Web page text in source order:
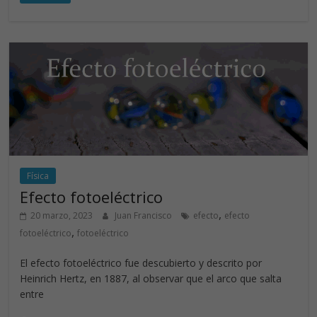
o
o
k
dI
n
A
p
p
Física
Efecto fotoeléctrico
20 marzo, 2023 Juan Francisco efecto, efecto
fotoeléctrico,fotoeléctrico
El efecto fotoeléctrico fue descubierto y descrito por
Heinrich Hertz, en 1887, al observar que el arco que salta
entre